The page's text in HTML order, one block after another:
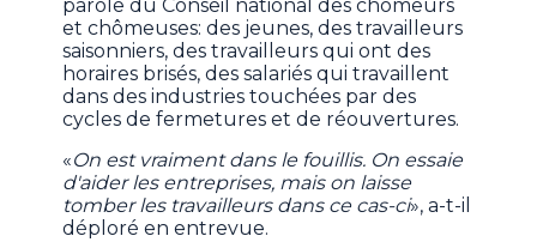
parole du Conseil national des chômeurs
et chômeuses: des jeunes, des travailleurs
saisonniers, des travailleurs qui ont des
horaires brisés, des salariés qui travaillent
dans des industries touchées par des
cycles de fermetures et de réouvertures.
«On est vraiment dans le fouillis. On essaie
d'aider les entreprises, mais on laisse
tomber les travailleurs dans ce cas-ci», a-t-il
déploré en entrevue.